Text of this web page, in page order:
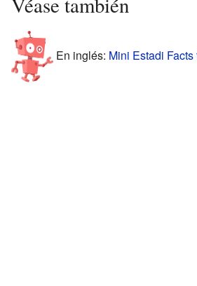
En inglés: Mini Estadi